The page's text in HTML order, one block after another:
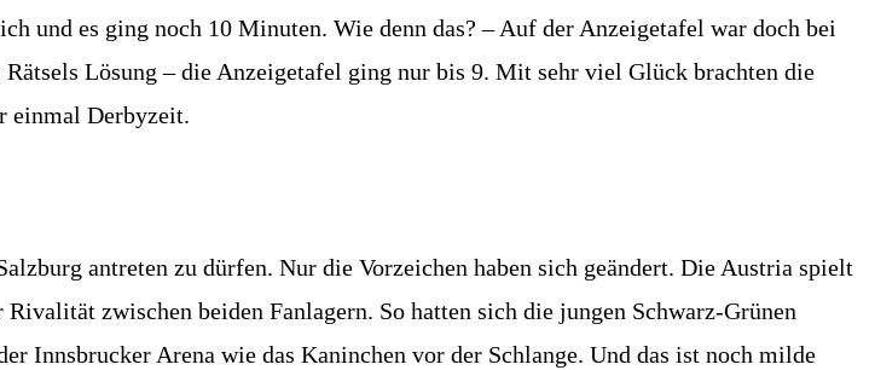
und es ging noch 10 Minuten. Wie denn das? – Auf der Anzeigetafel war doch bei
Lösung – die Anzeigetafel ging nur bis 9. Mit sehr viel Glück brachten die
einmal Derbyzeit.
antreten zu dürfen. Nur die Vorzeichen haben sich geändert. Die Austria spielt
zwischen beiden Fanlagern. So hatten sich die jungen Schwarz-Grünen
Innsbrucker Arena wie das Kaninchen vor der Schlange. Und das ist noch milde